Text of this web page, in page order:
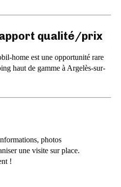
qualité/prix
home est une opportunité rare
haut de gamme à Argelès-sur-
photos
une visite sur place.
!